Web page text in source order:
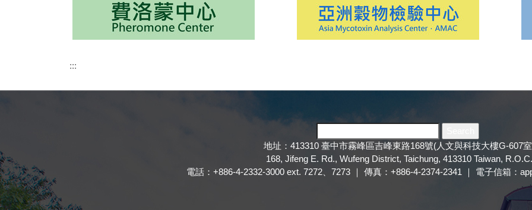
:::
地址：413310 臺中市霧峰區吉峰東路168號(人文與科技大樓G-607
168, Jifeng E. Rd., Wufeng District, Taichung, 413310 Taiwan, R.O.C.
電話：+886-4-2332-3000 ext. 7272、7273 ｜ 傳真：+886-4-2374-2341 ｜ 電子信箱：